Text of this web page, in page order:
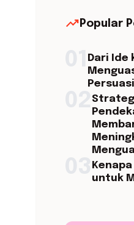
trending_up Popular
Dari Ide
untuk